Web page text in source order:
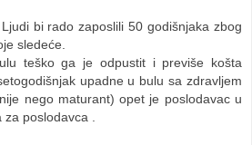
bi rado zaposlili 50 godišnjaka zbog
sledeće.
teško ga je odpustit i previše košta
upadne u bulu sa zdravljem
nego maturant) opet je poslodavac u
poslodavca .